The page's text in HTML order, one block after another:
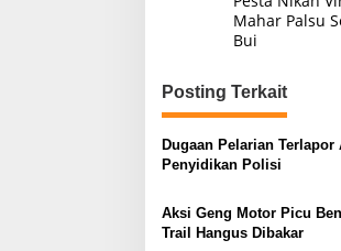
a
v
i
g
a
s
i
p
Mahar Palsu
Bui
Posting Terkait
Dugaan Pelarian
Penyidikan Polisi
Aksi Geng Motor Picu
Trail Hangus Dibakar